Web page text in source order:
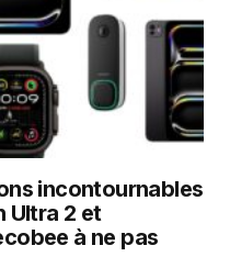
incontournables
Ultra 2 et
à ne pas